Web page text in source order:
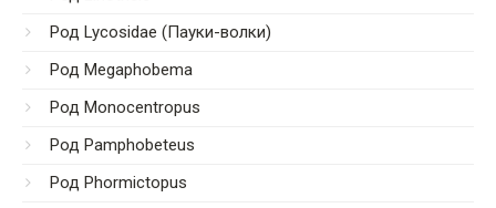
Род Lycosidae (Пауки-волки)
Род Megaphobema
Род Monocentropus
Род Pamphobeteus
Род Phormictopus